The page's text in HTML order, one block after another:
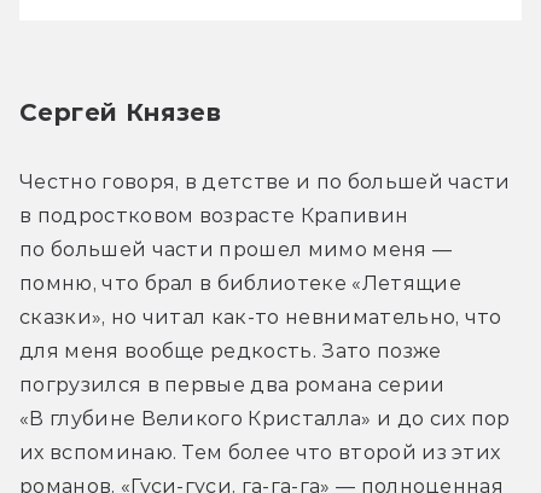
Сергей Князев
Честно говоря, в детстве и по большей части
в подростковом возрасте Крапивин
по большей части прошел мимо меня —
помню, что брал в библиотеке «Летящие
сказки», но читал как-то невнимательно, что
для меня вообще редкость. Зато позже
погрузился в первые два романа серии
«В глубине Великого Кристалла» и до сих пор
их вспоминаю. Тем более что второй из этих
романов, «Гуси-гуси, га-га-га» — полноценная